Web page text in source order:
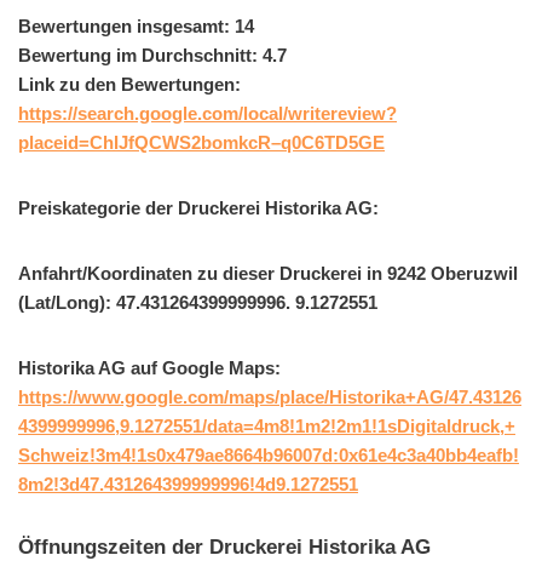
Bewertungen insgesamt: 14
Bewertung im Durchschnitt: 4.7
Link zu den Bewertungen:
https://search.google.com/local/writereview?
placeid=ChIJfQCWS2bomkcR–q0C6TD5GE
Preiskategorie der Druckerei Historika AG:
Anfahrt/Koordinaten zu dieser Druckerei in 9242 Oberuzwil
(Lat/Long): 47.431264399999996. 9.1272551
Historika AG auf Google Maps:
https://www.google.com/maps/place/Historika+AG/47.43126
4399999996,9.1272551/data=4m8!1m2!2m1!1sDigitaldruck,+
Schweiz!3m4!1s0x479ae8664b96007d:0x61e4c3a40bb4eafb!
8m2!3d47.431264399999996!4d9.1272551
Öffnungszeiten der Druckerei Historika AG